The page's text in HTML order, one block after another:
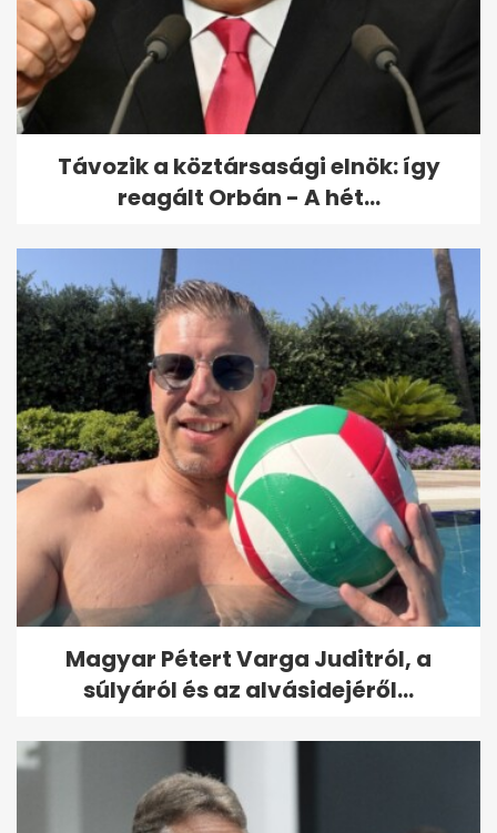
Észbontó kvíz: a 10/10 csak
keveseknek sikerül, sokan a
hatodik...
Távozik a köztársasági elnök: így
reagált Orbán - A hét...
Magyar Pétert Varga Juditról, a
súlyáról és az alvásidejéről...